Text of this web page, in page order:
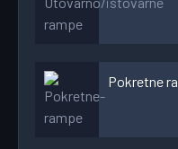
Pokretne